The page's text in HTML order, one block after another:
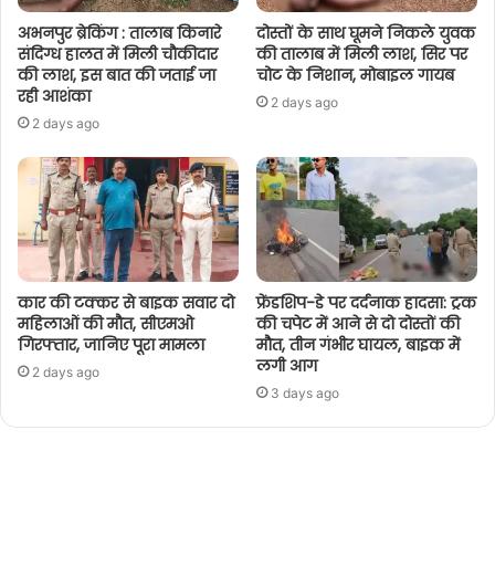
अभनपुर ब्रेकिंग : तालाब किनारे
संदिग्ध हालत में मिली चौकीदार
की लाश, इस बात की जताई जा
रही आशंका
2 days ago
दोस्तों के साथ घूमने निकले युवक
की तालाब में मिली लाश, सिर पर
चोट के निशान, मोबाइल गायब
2 days ago
कार की टक्कर से बाइक सवार दो
महिलाओं की मौत, सीएमओ
गिरफ्तार, जानिए पूरा मामला
2 days ago
फ्रेंडशिप-डे पर दर्दनाक हादसा: ट्रक
की चपेट में आने से दो दोस्तों की
मौत, तीन गंभीर घायल, बाइक में
लगी आग
3 days ago